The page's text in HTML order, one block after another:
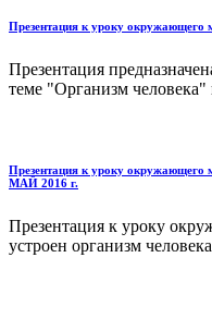
Презентация к уроку окружающего
Презентация
теме "Организм человека"
Презентация к уроку окружающего
МАЙ 2016 г.
Презентация к уроку
устроен организм